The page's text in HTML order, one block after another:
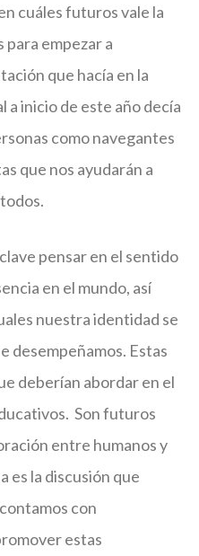
cuáles futuros vale la
empezar a
que hacía en la
a inicio de este año decía
como navegantes
que nos ayudarán a
pensar en el sentido
en el mundo, así
nuestra identidad se
desempeñamos. Estas
deberían abordar en el
Son futuros
entre humanos y
es la discusión que
con
estas